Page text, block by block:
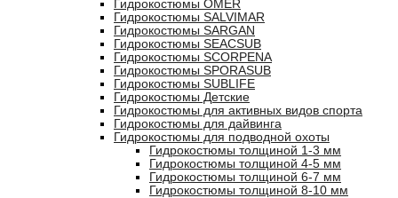
Гидрокостюмы OMER
Гидрокостюмы SALVIMAR
Гидрокостюмы SARGAN
Гидрокостюмы SEACSUB
Гидрокостюмы SCORPENA
Гидрокостюмы SPORASUB
Гидрокостюмы SUBLIFE
Гидрокостюмы Детские
Гидрокостюмы для активных видов спорта
Гидрокостюмы для дайвинга
Гидрокостюмы для подводной охоты
Гидрокостюмы толщиной 1-3 мм
Гидрокостюмы толщиной 4-5 мм
Гидрокостюмы толщиной 6-7 мм
Гидрокостюмы толщиной 8-10 мм